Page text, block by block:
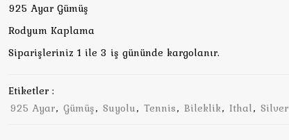
925 Ayar Gümüş
Rodyum Kaplama
Siparişleriniz 1 ile 3 iş gününde kargolanır.
Etiketler :
925 Ayar, Gümüş, Suyolu, Tennis, Bileklik, Ithal, Silver